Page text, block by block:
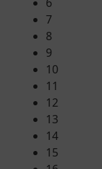
7
8
9
10
11
12
13
14
15